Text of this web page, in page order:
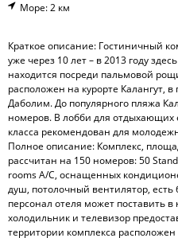
Море: 2 км
Краткое описание: Гостиничный
уже через 10 лет – в 2013 году
находится посреди пальмовой
расположен на курорте Калангут,
Даболим. До популярного пляжа
номеров. В лобби для отдыхающих
класса рекомендован для
Полное описание: Комплекс,
рассчитан на 150 номеров: 50
rooms A/C, оснащенных
душ, потолочный вентилятор, есть
персонал отеля может поставить в
холодильник и телевизор
территории комплекса